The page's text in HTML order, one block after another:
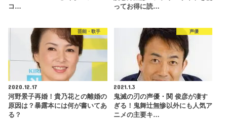
コ…
ってお得に読…
芸能・歌手
2020.12.17
河野景子再婚！貴乃花との離婚の
原因は？暴露本には何が書いてあ
る？
声優
2021.1.3
鬼滅の刃の声優・関 俊彦が凄す
ぎる！鬼舞辻無惨以外にも人気ア
ニメの主要キ…